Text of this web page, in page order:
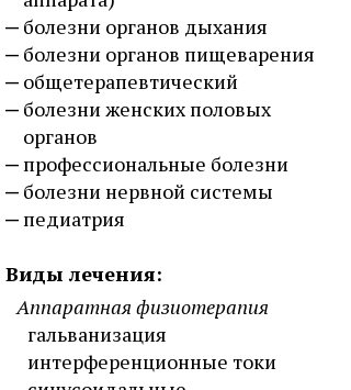
болезни органов дыхания
болезни органов пищеварения
общетерапевтический
болезни женских половых
органов
профессиональные болезни
болезни нервной системы
педиатрия
Виды лечения:
Аппаратная физиотерапия
гальванизация
интерференционные токи